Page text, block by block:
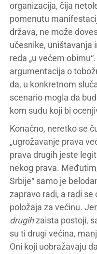
organizacija, čija
pomenutu
država, ne može
učesnike, uništavanja
reda „u većem
argumentacija o
da, u konkretnom
scenario mogla da
kom sudu koji bi
Konačno, neretko se
„ugrožavanje prava
prava drugih jeste
nekog prava.
Srbije“ samo je
zapravo radi, a radi
položaja za većinu.
drugihzaista postoji,
su ti drugi većina,
Oni koji uobražavaju